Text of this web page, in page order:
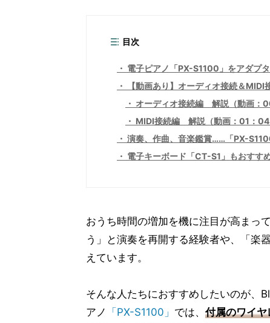
目次
電子ピアノ「PX-S1100」をアダプ
【動画あり】オーディオ接続＆MIDI
オーディオ接続編 解説（動画：
MIDI接続編 解説（動画：01：04
演奏、作曲、音楽鑑賞……「PX-
電子キーボード「CT-S1」もおすす
おうち時間の増加を機に注目が高まっ
う」と演奏を再開する経験者や、「楽
えています。
そんな人たちにおすすめしたいのが、
アノ
「PX-S1100」 では、付属のワイ